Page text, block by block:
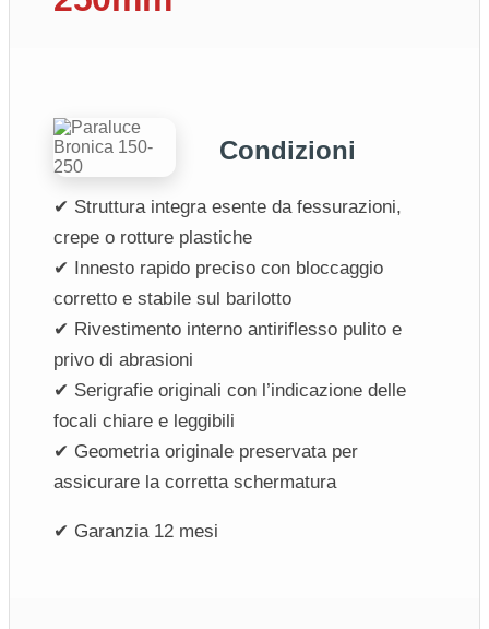
Condizioni
✔ Struttura integra esente da fessurazioni,
crepe o rotture plastiche
✔ Innesto rapido preciso con bloccaggio
corretto e stabile sul barilotto
✔ Rivestimento interno antiriflesso pulito e
privo di abrasioni
✔ Serigrafie originali con l’indicazione delle
focali chiare e leggibili
✔ Geometria originale preservata per
assicurare la corretta schermatura
✔ Garanzia 12 mesi